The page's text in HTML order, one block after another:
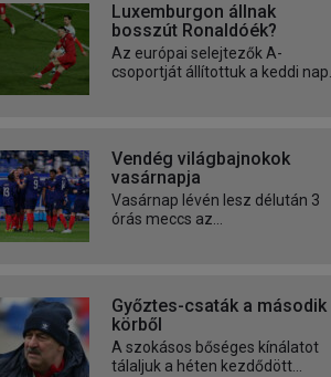
Luxemburgon állnak
bosszút Ronaldóék?
Az európai selejtezők A-
csoportját állítottuk a keddi nap...
Vendég világbajnokok
vasárnapja
Vasárnap lévén lesz délután 3
órás meccs az...
Győztes-csaták a második
körből
A szokásos bőséges kínálatot
tálaljuk a héten kezdődött...